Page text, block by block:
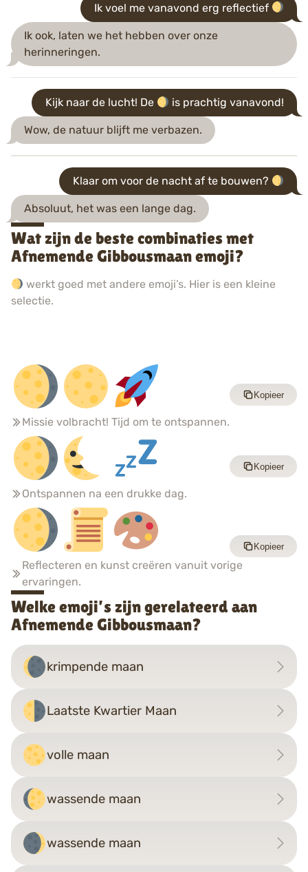
Ik voel me vanavond erg reflectief
Ik ook, laten we het hebben over onze
herinneringen.
Kijk naar de lucht! De is prachtig vanavond!
Wow, de natuur blijft me verbazen.
Klaar om voor de nacht af te bouwen?
Absoluut, het was een lange dag.
Wat zijn de beste combinaties met
Afnemende Gibbousmaan emoji?
werkt goed met andere emoji’s. Hier is een kleine
selectie.
Missie volbracht! Tijd om te ontspannen.
Kopieer
Ontspannen na een drukke dag.
Kopieer
Reflecteren en kunst creëren vanuit vorige
ervaringen.
Kopieer
Welke emoji’s zijn gerelateerd aan
Afnemende Gibbousmaan?
krimpende maan
Laatste Kwartier Maan
volle maan
wassende maan
wassende maan